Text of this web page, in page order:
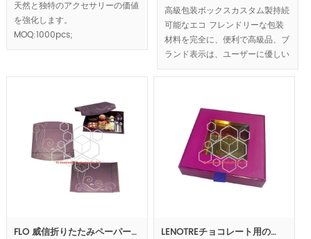
天然と独特のアクセサリーの価値
を強化します。
MOQ:1000pcs;
高級包装ボックスカスタム製持続
可能なエコ フレンドリーな包装
材料を完全に、便利で高級品、ブ
ランド表示は、ユーザーに優しい
コンセプトを反映したもの、豪華
MOQ:1000pcs.
FLO 威信折りたたみペーパー… LENOTREチョコレート用の…